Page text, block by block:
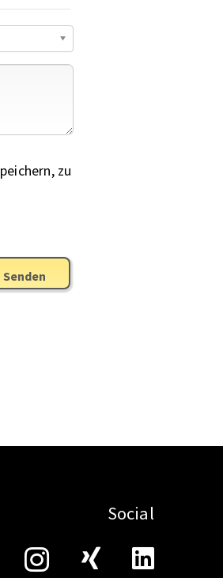
zu
Senden
Social